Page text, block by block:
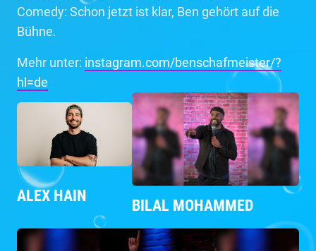
Comedy: Schon jetzt ist klar, Ben gehört auf die
Bühne.
Mehr unter: instagram.com/benschafmeister/?
hl=de
ALEX HAIN
BILAL MOHAMMED